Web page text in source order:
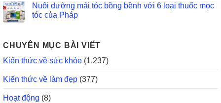
Nuôi dưỡng mái tóc bồng bềnh với 6 loại thuốc mọc
tóc của Pháp
CHUYÊN MỤC BÀI VIẾT
Kiến thức về sức khỏe (1.237)
Kiến thức về làm đẹp (377)
Hoạt động (8)